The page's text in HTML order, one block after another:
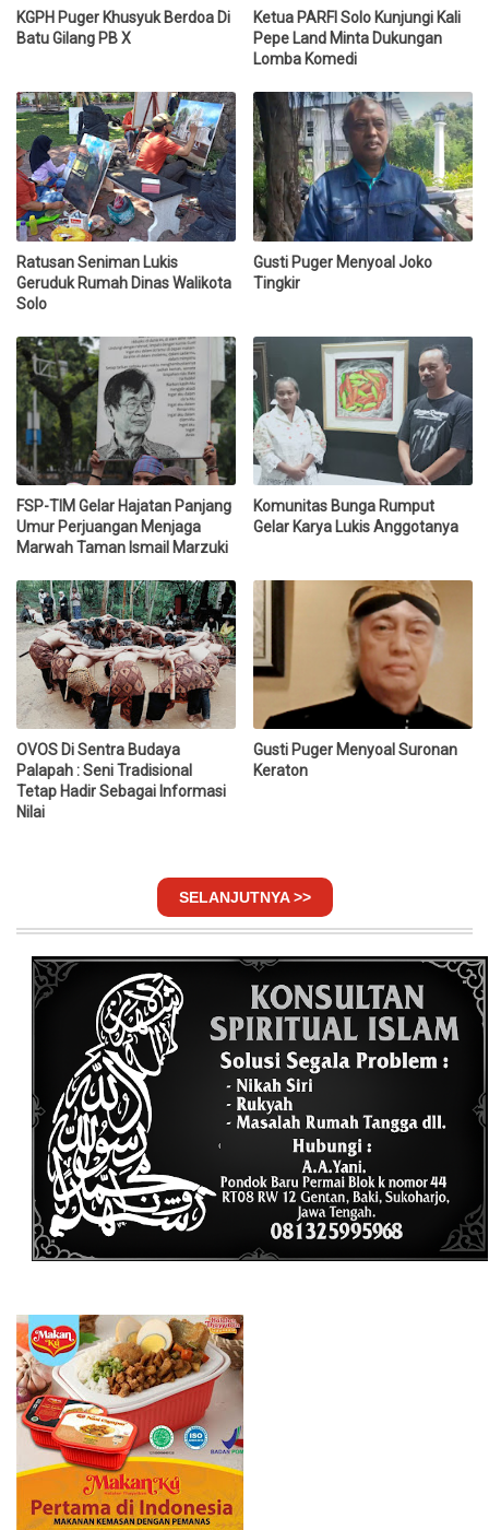
KGPH Puger Khusyuk Berdoa Di
Batu Gilang PB X
Ketua PARFI Solo Kunjungi Kali
Pepe Land Minta Dukungan
Lomba Komedi
Ratusan Seniman Lukis
Geruduk Rumah Dinas Walikota
Solo
Gusti Puger Menyoal Joko
Tingkir
FSP-TIM Gelar Hajatan Panjang
Umur Perjuangan Menjaga
Marwah Taman Ismail Marzuki
Komunitas Bunga Rumput
Gelar Karya Lukis Anggotanya
OVOS Di Sentra Budaya
Palapah : Seni Tradisional
Tetap Hadir Sebagai Informasi
Nilai
Gusti Puger Menyoal Suronan
Keraton
SELANJUTNYA >>